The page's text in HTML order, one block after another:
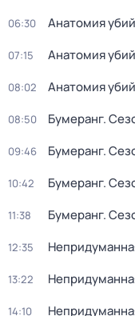
06:30 Анатомия
07:15 Анатомия
08:02 Анатомия
08:50 Бумеранг.
09:46 Бумеранг.
10:42 Бумеранг.
11:38 Бумеранг.
12:35
13:22
14:10